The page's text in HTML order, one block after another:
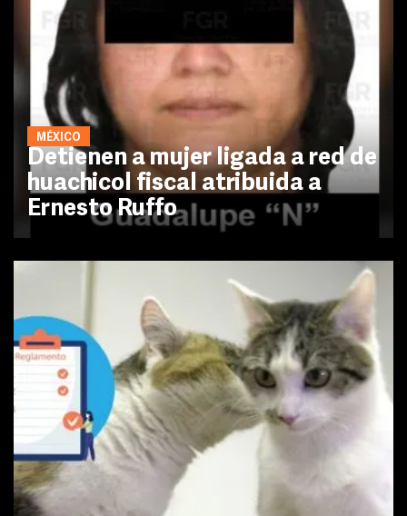
MÉXICO
Detienen a mujer ligada a red de
huachicol fiscal atribuida a
Ernesto Ruffo